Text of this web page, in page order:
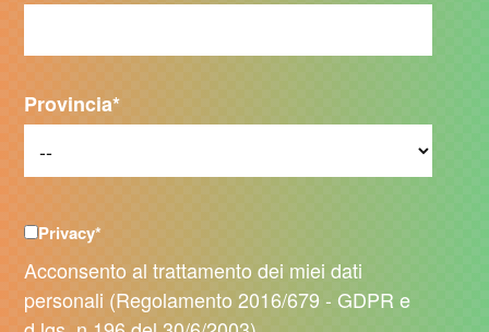
Provincia*
Privacy*
Acconsento al trattamento dei miei dati
personali (Regolamento 2016/679 - GDPR e